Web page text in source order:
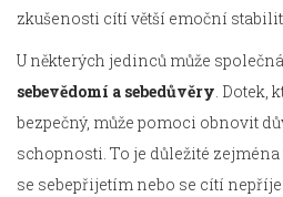
zkušenosti cítí větší emoční
U některých jedinců může
sebevědomí a sebedůvěry. Dotek,
bezpečný, může pomoci obnovit
schopnosti. To je důležité
se sebepřijetím nebo se cítí